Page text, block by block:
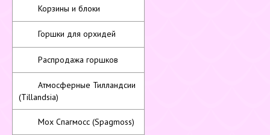
Корзины и блоки
Горшки для орхидей
Распродажа горшков
Атмосферные Тилландсии
(Tillandsia)
Мох Спагмосс (Spagmoss)